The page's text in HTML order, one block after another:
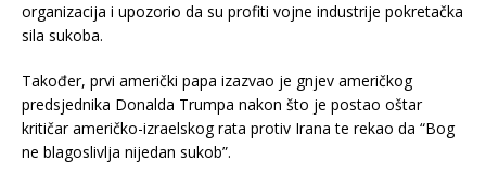
organizacija i upozorio da su profiti vojne industrije pokretačka
sila sukoba.
Također, prvi američki papa izazvao je gnjev američkog
predsjednika Donalda Trumpa nakon što je postao oštar
kritičar američko-izraelskog rata protiv Irana te rekao da “Bog
ne blagoslivlja nijedan sukob”.